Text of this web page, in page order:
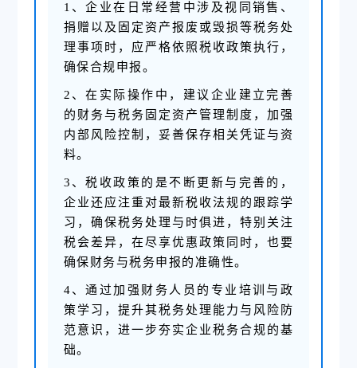
1、企业在日常经营中涉及视同销售、
捐赠以及固定资产报废或毁损等税务处
理事项时，应严格依照税收政策执行，
确保合规申报。
2、在实际操作中，建议企业建立完善
的财务与税务固定资产管理制度，加强
内部风险控制，妥善保存相关凭证与资
料。
3、税收政策的是不断更新与完善的，
企业还应注重对最新税收法规的跟踪学
习，确保税务处理与时俱进，特别关注
税会差异，在尽享优惠政策同时，也要
确保财务与税务申报的准确性。
4、通过加强财务人员的专业培训与政
策学习，提升其税务处理能力与风险防
范意识，进一步夯实企业税务合规的基
础。